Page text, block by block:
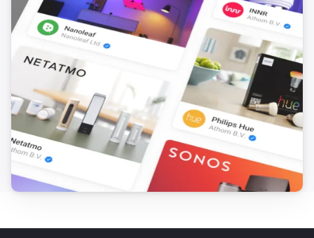
Motion Detector
Der Sabotage-Alarm ist ausgegangen
Motion Detector
Der Batterie-Alarm ist angegangen
Motion Detector
Der Batterie-Alarm ist ausgegangen
Der Bewegungs-Alarm ist angegangen